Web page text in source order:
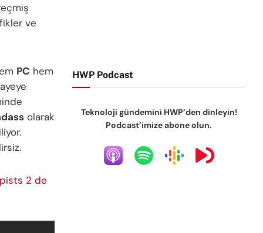
ve
PC hem
olarak
2 de
HWP Podcast
Teknoloji gündemini HWP’den dinleyin!
Podcast’imize abone olun.